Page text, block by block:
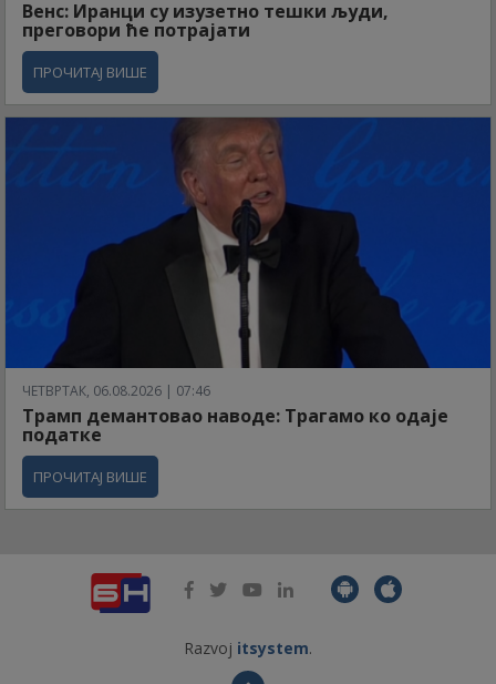
Венс: Иранци су изузетно тешки људи,
преговори ће потрајати
ПРОЧИТАЈ ВИШЕ
ЧЕТВРТАК, 06.08.2026 | 07:46
Трамп демантовао наводе: Трагамо ко одаје
податке
ПРОЧИТАЈ ВИШЕ
Razvoj itsystem.